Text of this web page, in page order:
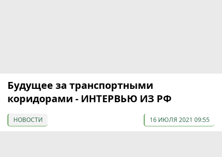
Будущее за транспортными
коридорами - ИНТЕРВЬЮ ИЗ РФ
НОВОСТИ 16 ИЮЛЯ 2021 09:55